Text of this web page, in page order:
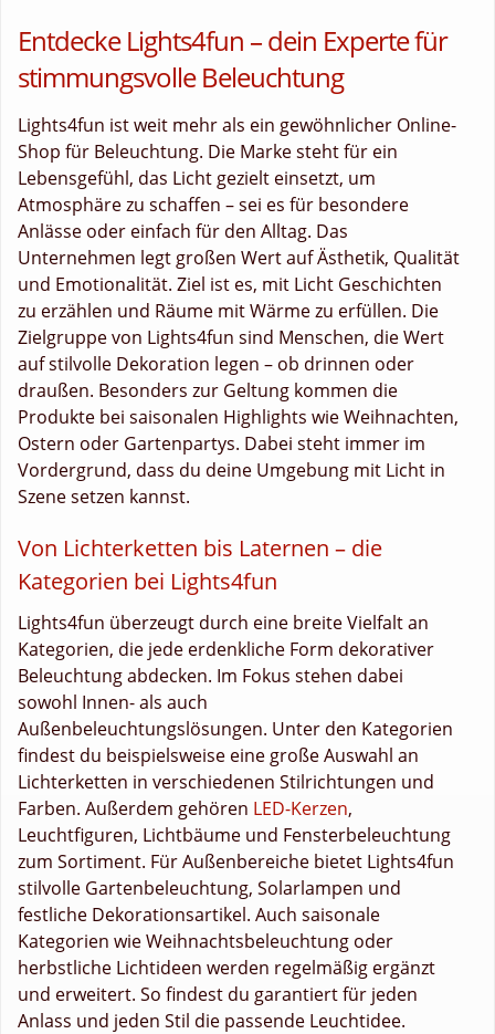
Entdecke Lights4fun – dein Experte für
stimmungsvolle Beleuchtung
Lights4fun ist weit mehr als ein gewöhnlicher Online-
Shop für Beleuchtung. Die Marke steht für ein
Lebensgefühl, das Licht gezielt einsetzt, um
Atmosphäre zu schaffen – sei es für besondere
Anlässe oder einfach für den Alltag. Das
Unternehmen legt großen Wert auf Ästhetik, Qualität
und Emotionalität. Ziel ist es, mit Licht Geschichten
zu erzählen und Räume mit Wärme zu erfüllen. Die
Zielgruppe von Lights4fun sind Menschen, die Wert
auf stilvolle Dekoration legen – ob drinnen oder
draußen. Besonders zur Geltung kommen die
Produkte bei saisonalen Highlights wie Weihnachten,
Ostern oder Gartenpartys. Dabei steht immer im
Vordergrund, dass du deine Umgebung mit Licht in
Szene setzen kannst.
Von Lichterketten bis Laternen – die
Kategorien bei Lights4fun
Lights4fun überzeugt durch eine breite Vielfalt an
Kategorien, die jede erdenkliche Form dekorativer
Beleuchtung abdecken. Im Fokus stehen dabei
sowohl Innen- als auch
Außenbeleuchtungslösungen. Unter den Kategorien
findest du beispielsweise eine große Auswahl an
Lichterketten in verschiedenen Stilrichtungen und
Farben. Außerdem gehören LED-Kerzen,
Leuchtfiguren, Lichtbäume und Fensterbeleuchtung
zum Sortiment. Für Außenbereiche bietet Lights4fun
stilvolle Gartenbeleuchtung, Solarlampen und
festliche Dekorationsartikel. Auch saisonale
Kategorien wie Weihnachtsbeleuchtung oder
herbstliche Lichtideen werden regelmäßig ergänzt
und erweitert. So findest du garantiert für jeden
Anlass und jeden Stil die passende Leuchtidee.